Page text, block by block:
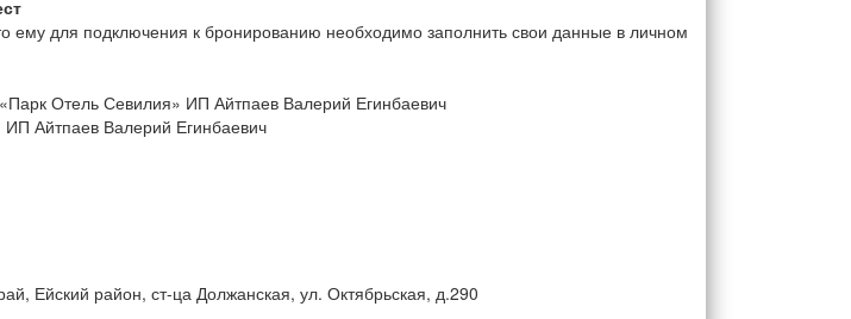
ему для подключения к бронированию необходимо заполнить свои данные в личном
Отель Севилия» ИП Айтпаев Валерий Егинбаевич
Айтпаев Валерий Егинбаевич
Ейский район, ст-ца Должанская, ул. Октябрьская, д.290